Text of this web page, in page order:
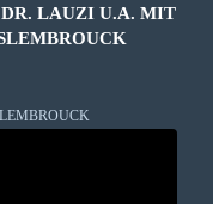
LAUZI U.A. MIT